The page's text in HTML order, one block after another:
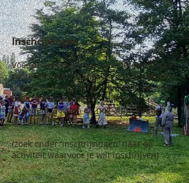
Inschrijvingen
Voor de weekends en voor het kamp gaan
we tenminste 2x langs bij u thuis, mocht
u die 2x niet thuis zijn dan laten we een
brief achter waardoor jullie dan
opgebeld worden en nog altijd kunnen
inschrijven
(zoek onder 'inschrijvingen' naar de
activiteit waarvoor je wilt inschrijven)